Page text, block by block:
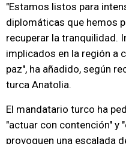
"Estamos listos para
diplomáticas que hemos
recuperar la tranquilidad.
implicados en la región a
paz", ha añadido, según
turca Anatolia.
El mandatario turco ha
"actuar con contención" y
provoquen una escalada